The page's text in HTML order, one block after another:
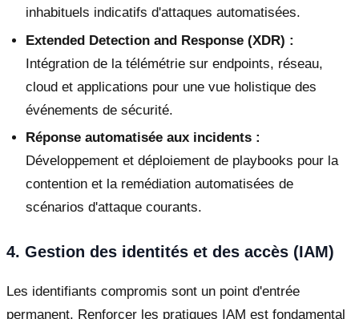
inhabituels indicatifs d'attaques automatisées.
Extended Detection and Response (XDR) :
Intégration de la télémétrie sur endpoints, réseau,
cloud et applications pour une vue holistique des
événements de sécurité.
Réponse automatisée aux incidents :
Développement et déploiement de playbooks pour la
contention et la remédiation automatisées de
scénarios d'attaque courants.
4. Gestion des identités et des accès (IAM)
Les identifiants compromis sont un point d'entrée
permanent. Renforcer les pratiques IAM est fondamental